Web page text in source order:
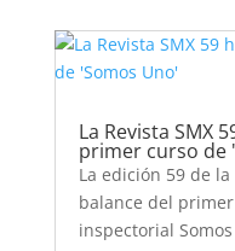
La Revista SMX
primer curso de
La edición 59 de
balance del
inspectorial